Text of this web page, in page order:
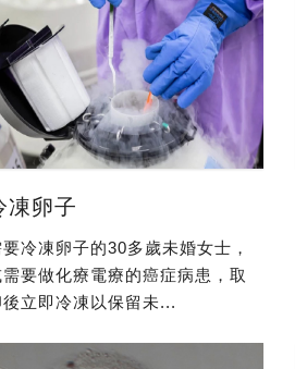
凍卵子
要冷凍卵子的30多歲未婚女士，
需要做化療電療的癌症病患，取
後立即冷凍以保留未...